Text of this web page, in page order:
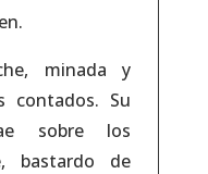
minada y
contados. Su
sobre los
bastardo de